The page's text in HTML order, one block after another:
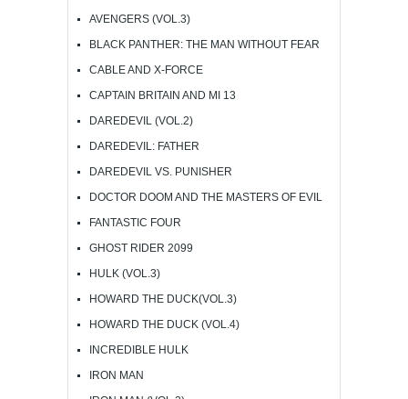
AVENGERS (VOL.3)
BLACK PANTHER: THE MAN WITHOUT FEAR
CABLE AND X-FORCE
CAPTAIN BRITAIN AND MI 13
DAREDEVIL (VOL.2)
DAREDEVIL: FATHER
DAREDEVIL VS. PUNISHER
DOCTOR DOOM AND THE MASTERS OF EVIL
FANTASTIC FOUR
GHOST RIDER 2099
HULK (VOL.3)
HOWARD THE DUCK(VOL.3)
HOWARD THE DUCK (VOL.4)
INCREDIBLE HULK
IRON MAN